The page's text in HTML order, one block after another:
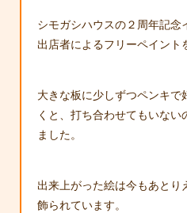
シモガシハウスの２周年記
出店者によるフリーペイント
大きな板に少しずつペンキ
くと、打ち合わせてもいな
ました。
出来上がった絵は今もあとり
飾られています。